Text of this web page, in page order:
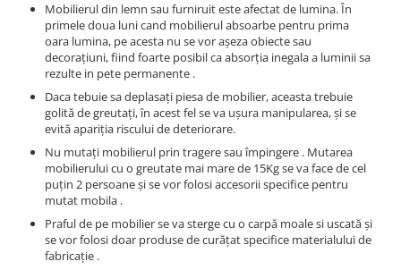
Mobilierul din lemn sau furniruit este afectat de lumina. În
primele doua luni cand mobilierul absoarbe pentru prima
oara lumina, pe acesta nu se vor aşeza obiecte sau
decoraţiuni, fiind foarte posibil ca absorţia inegala a luminii sa
rezulte in pete permanente .
Daca tebuie sa deplasaţi piesa de mobilier, aceasta trebuie
golită de greutaţi, în acest fel se va uşura manipularea, şi se
evită apariţia riscului de deteriorare.
Nu mutaţi mobilierul prin tragere sau împingere . Mutarea
mobilierului cu o greutate mai mare de 15Kg se va face de cel
puţin 2 persoane şi se vor folosi accesorii specifice pentru
mutat mobila .
Praful de pe mobilier se va sterge cu o carpă moale si uscată şi
se vor folosi doar produse de curăţat specifice materialului de
fabricaţie .